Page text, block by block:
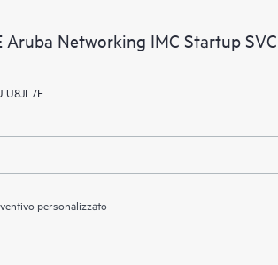
Aruba Networking IMC Startup SVC
U8JL7E
personalizzato